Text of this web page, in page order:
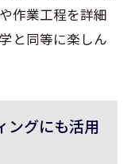
作業工程を詳細
と同等に楽しん
ングにも活用